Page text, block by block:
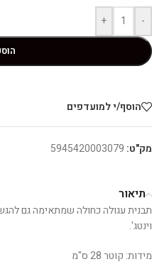
-
+
הוסף/י למועדפים
מק"ט: 5945420003079
תיאור
תבנית עגולה כחולה שמתאימה גם
וינטג'.
מידות: קוטר 28 ס"מ